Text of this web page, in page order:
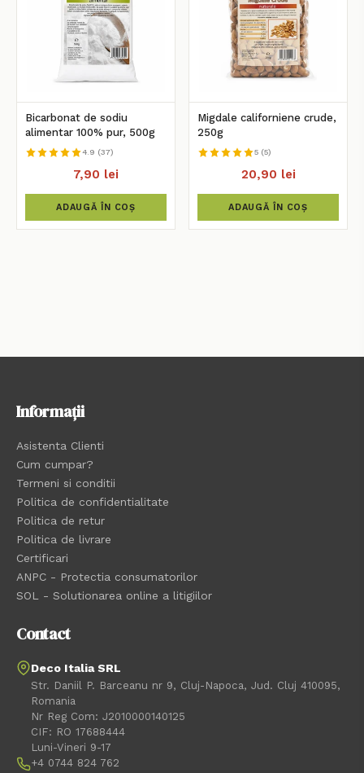
Bicarbonat de sodiu
alimentar 100% pur, 500g
4.9 (37)
7,90 lei
ADAUGĂ ÎN COȘ
Migdale californiene crude,
250g
5 (5)
20,90 lei
ADAUGĂ ÎN COȘ
Informații
Asistenta Clienti
Cum cumpar?
Termeni si conditii
Politica de confidentialitate
Politica de retur
Politica de livrare
Certificari
ANPC - Protectia consumatorilor
SOL - Solutionarea online a litigiilor
Contact
Deco Italia SRL
Str. Daniil P. Barceanu nr 9, Cluj-Napoca, Jud. Cluj 410095,
Romania
Nr Reg Com: J2010000140125
CIF: RO 17688444
Luni-Vineri 9-17
+4 0744 824 762